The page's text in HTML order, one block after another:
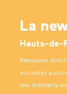
La
Hauts-de-
Retrouvez
actualités
des